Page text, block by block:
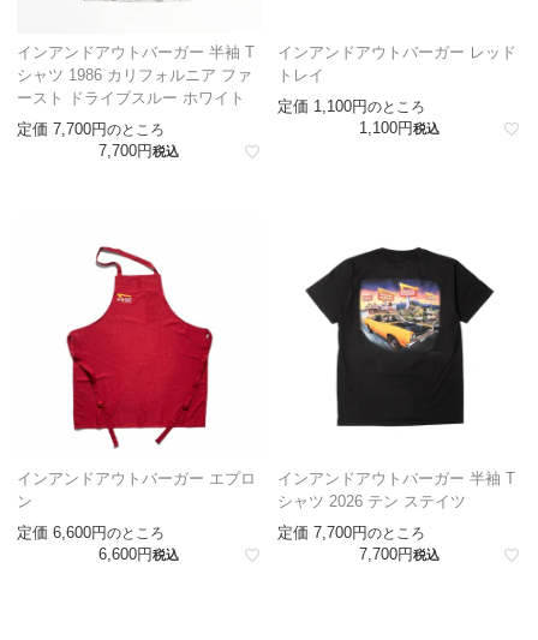
インアンドアウトバーガー 半袖 T
シャツ 1986 カリフォルニア ファ
ースト ドライブスルー ホワイト
定価 7,700 のところ
7,700 税込
インアンドアウトバーガー レッド
トレイ
定価 1,100 のところ
1,100 税込
インアンドアウトバーガー エプロ
ン
定価 6,600 のところ
6,600 税込
インアンドアウトバーガー 半袖 T
シャツ 2026 テン ステイツ
定価 7,700 のところ
7,700 税込